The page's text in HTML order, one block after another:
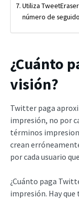
Utiliza
número de
¿Cuánto
visión?
Twitter paga
impresión, no por
términos
crean
por cada usuario
¿Cuánto paga
impresión. Hay que